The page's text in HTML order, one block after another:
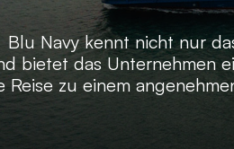
Blu Navy kennt nicht nur
bietet das Unternehmen
Reise zu einem